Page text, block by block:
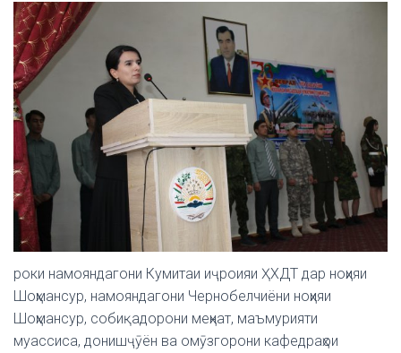
роки намояндагони Кумитаи иҷроияи ҲХДТ дар ноҳияи
Шоҳмансур, намояндагони Чернобелчиёни ноҳияи
Шоҳмансур, собиқадорони меҳнат, маъмурияти
муассиса, донишҷӯён ва омӯзгорони кафедраҳои